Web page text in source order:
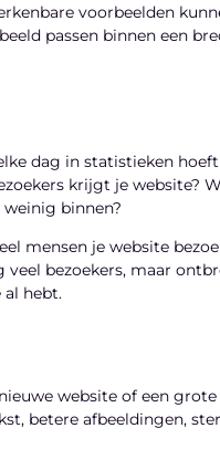
voorbeelden
passen binnen een
dag in statistieken
krijgt je website?
binnen?
mensen je website
bezoekers, maar
al hebt.
website of een
betere afbeeldingen,